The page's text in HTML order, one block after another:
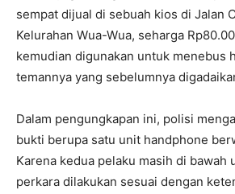
sempat dijual di sebuah kios di Jalan
Kelurahan Wua-Wua, seharga
kemudian digunakan untuk menebus
temannya yang sebelumnya
Dalam pengungkapan ini, polisi
bukti berupa satu unit handphone
Karena kedua pelaku masih di bawah
perkara dilakukan sesuai dengan